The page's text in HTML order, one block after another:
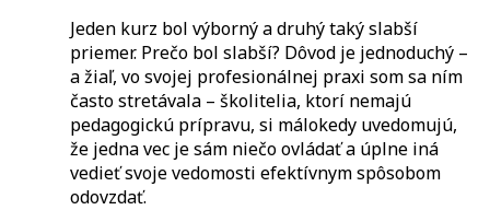
Jeden kurz bol výborný a druhý taký slabší
priemer. Prečo bol slabší? Dôvod je jednoduchý –
a žiaľ, vo svojej profesionálnej praxi som sa ním
často stretávala – školitelia, ktorí nemajú
pedagogickú prípravu, si málokedy uvedomujú,
že jedna vec je sám niečo ovládať a úplne iná
vedieť svoje vedomosti efektívnym spôsobom
odovzdať.